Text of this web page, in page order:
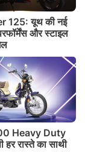
125: यूथ की नई
और स्टाइल
Heavy Duty
हर रास्ते का साथी